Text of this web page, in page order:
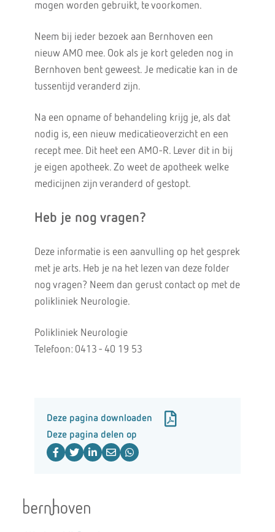
mogen worden gebruikt, te voorkomen.
Neem bij ieder bezoek aan Bernhoven een
nieuw AMO mee. Ook als je kort geleden nog in
Bernhoven bent geweest. Je medicatie kan in de
tussentijd veranderd zijn.
Na een opname of behandeling krijg je, als dat
nodig is, een nieuw medicatieoverzicht en een
recept mee. Dit heet een AMO-R. Lever dit in bij
je eigen apotheek. Zo weet de apotheek welke
medicijnen zijn veranderd of gestopt.
Heb je nog vragen?
Deze informatie is een aanvulling op het gesprek
met je arts. Heb je na het lezen van deze folder
nog vragen? Neem dan gerust contact op met de
polikliniek Neurologie.
Polikliniek Neurologie
Telefoon: 0413 - 40 19 53
Deze pagina downloaden
Deze pagina delen op